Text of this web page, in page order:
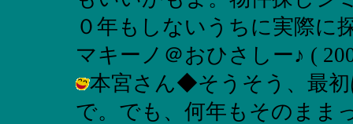
０年もしないうちに実際に
マキーノ＠おひさしー♪ (
本宮さん◆そうそう、最
で。でも、何年もそのま